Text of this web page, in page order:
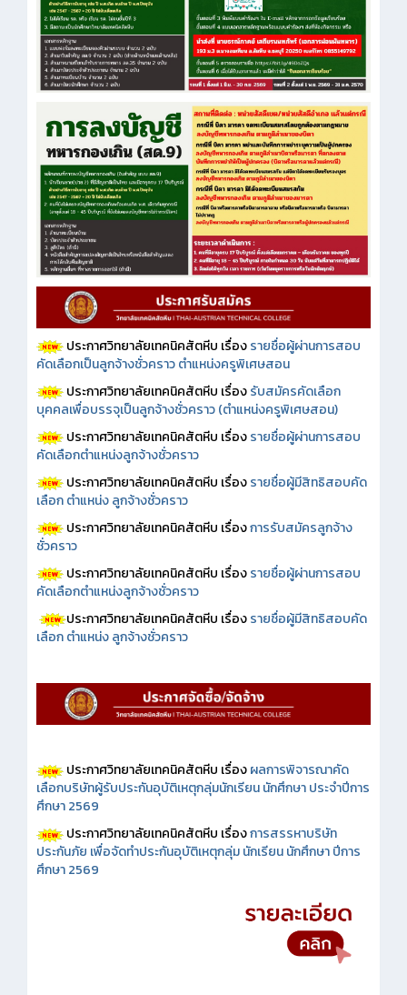
ประกาศวิทยาลัยเทคนิคสัตหีบ เรื่องรายชื่อผู้ผ่านการสอบ
คัดเลือกเป็นลูกจ้างชั่วคราว ตำแหน่งครูพิเศษสอน
ประกาศวิทยาลัยเทคนิคสัตหีบ เรื่องรับสมัครคัดเลือก
บุคคลเพื่อบรรจุเป็นลูกจ้างชั่วคราว (ตำแหน่งครูพิเศษสอน)
ประกาศวิทยาลัยเทคนิคสัตหีบ เรื่องรายชื่อผู้ผ่านการสอบ
คัดเลือกตำแหน่งลูกจ้างชั่วคราว
ประกาศวิทยาลัยเทคนิคสัตหีบ เรื่องรายชื่อผู้มีสิทธิสอบคัด
เลือก ตำแหน่ง ลูกจ้างชั่วคราว
ประกาศวิทยาลัยเทคนิคสัตหีบ เรื่องการรับสมัครลูกจ้าง
ชั่วคราว
ประกาศวิทยาลัยเทคนิคสัตหีบ เรื่องรายชื่อผู้ผ่านการสอบ
คัดเลือกตำแหน่งลูกจ้างชั่วคราว
ประกาศวิทยาลัยเทคนิคสัตหีบ เรื่องรายชื่อผู้มีสิทธิสอบคัด
เลือก ตำแหน่ง ลูกจ้างชั่วคราว
ประกาศวิทยาลัยเทคนิคสัตหีบ เรื่องผลการพิจารณาคัด
เลือกบริษัทผู้รับประกันอุบัติเหตุกลุ่มนักเรียน นักศึกษา ประจำปีการ
ศึกษา 2569
ประกาศวิทยาลัยเทคนิคสัตหีบ เรื่องการสรรหาบริษัท
ประกันภัย เพื่อจัดทำประกันอุบัติเหตุกลุ่ม นักเรียน นักศึกษา ปีการ
ศึกษา 2569